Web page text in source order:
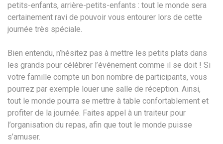
petits-enfants, arrière-petits-enfants : tout le monde sera
certainement ravi de pouvoir vous entourer lors de cette
journée très spéciale.
Bien entendu, n’hésitez pas à mettre les petits plats dans
les grands pour célébrer l’événement comme il se doit ! Si
votre famille compte un bon nombre de participants, vous
pourrez par exemple louer une salle de réception. Ainsi,
tout le monde pourra se mettre à table confortablement et
profiter de la journée. Faites appel à un traiteur pour
l’organisation du repas, afin que tout le monde puisse
s’amuser.